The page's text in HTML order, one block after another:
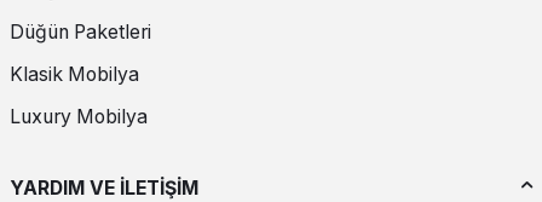
Düğün Paketleri
Klasik Mobilya
Luxury Mobilya
YARDIM VE İLETİŞİM